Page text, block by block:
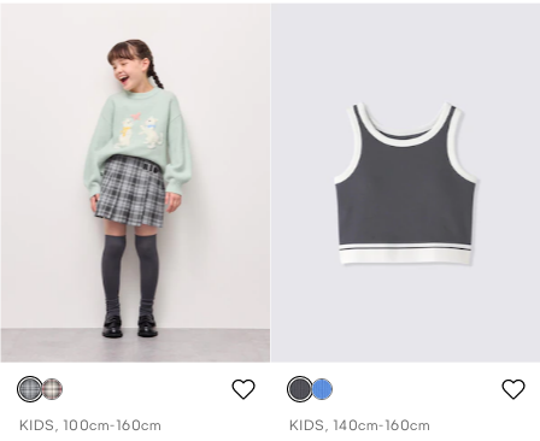
KIDS, 100cm-160cm
KIDS, 140cm-160cm